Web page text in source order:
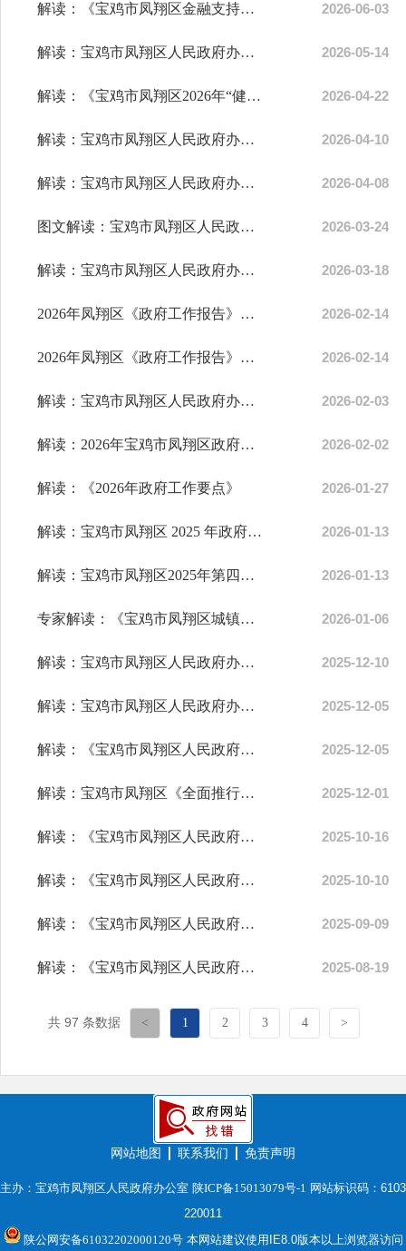
解读：《宝鸡市凤翔区金融支持区域经济高质量发展实施方案》 2026-06-03
解读：宝鸡市凤翔区人民政府办公室关于印发《2026年宝鸡市凤翔区推进政... 2026-05-14
解读：《宝鸡市凤翔区2026年“健康凤翔•万步有约”健走激励大赛实施方案》 2026-04-22
解读：宝鸡市凤翔区人民政府办公室关于建立区流动留守和困境儿童权益保... 2026-04-10
解读：宝鸡市凤翔区人民政府办公室关于2026年第一季度全区政府网站及政... 2026-04-08
图文解读：宝鸡市凤翔区人民政府办公室关于印发宝鸡市凤翔区“宝您满意... 2026-03-24
解读：宝鸡市凤翔区人民政府办公室关于公布宝鸡市凤翔区行政许可事项清... 2026-03-18
2026年凤翔区《政府工作报告》解读2 2026-02-14
2026年凤翔区《政府工作报告》解读1 2026-02-14
解读：宝鸡市凤翔区人民政府办公室关于印发全市优化营商环境情况专项审... 2026-02-03
解读：2026年宝鸡市凤翔区政府工作报告 2026-02-02
解读：《2026年政府工作要点》 2026-01-27
解读：宝鸡市凤翔区 2025 年政府信息公开工作年度报告编制公布工作通知 2026-01-13
解读：宝鸡市凤翔区2025年第四季度政府网站及政务新媒体检查情况通报 2026-01-13
专家解读：《宝鸡市凤翔区城镇污水处理费征收工作实施方案》 2026-01-06
解读：宝鸡市凤翔区人民政府办公室关于聘请王生强等15名同志为宝鸡市凤... 2025-12-10
解读：宝鸡市凤翔区人民政府办公室关于印发《宝鸡市凤翔区全域一体化供... 2025-12-05
解读：《宝鸡市凤翔区人民政府办公室关于印发2025年度区政府重大行政决... 2025-12-05
解读：宝鸡市凤翔区《全面推行涉企经营许可事项告知承诺制实施方案》 2025-12-01
解读：《宝鸡市凤翔区人民政府办公室关于2025年第三季度区政府网站和政... 2025-10-16
解读：《宝鸡市凤翔区人民政府办公室关于聘任宝鸡市凤翔区营商环境特约... 2025-10-10
解读：《宝鸡市凤翔区人民政府办公室关于印发宝鸡市凤翔区2023年、2024... 2025-09-09
解读：《宝鸡市凤翔区人民政府办公室关于印发<宝鸡市凤翔区医疗卫生共同... 2025-08-19
共 97 条数据 < 1 2 3 4 >
网站地图 联系我们 免责声明
主办：宝鸡市凤翔区人民政府办公室 陕ICP备15013079号-1 网站标识码：6103
220011
陕公网安备61032202000120号本网站建议使用IE8.0版本以上浏览器访问